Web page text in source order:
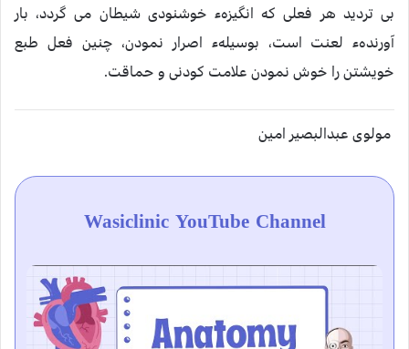
بی ترديد هر فعلی که انگيزهء خوشنودی شيطان می گردد، بار
آورندهء لعنت است، بوسيلهء اصرار نمودن، چنين فعل طبع
خويشتن را خوش نمودن علامت کودنی و حماقت.
مولوی عبدالبصیر امین
Wasiclinic YouTube Channel